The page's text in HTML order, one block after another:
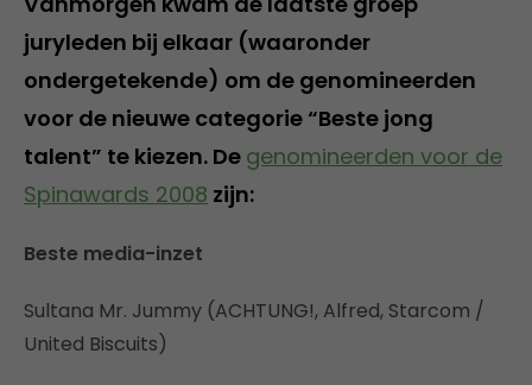
juryleden bij elkaar (waaronder
ondergetekende) om de genomineerden
voor de nieuwe categorie “Beste jong
talent” te kiezen. De genomineerden voor de
Spinawards 2008 zijn:
Beste media-inzet
Sultana Mr. Jummy (ACHTUNG!, Alfred, Starcom /
United Biscuits)